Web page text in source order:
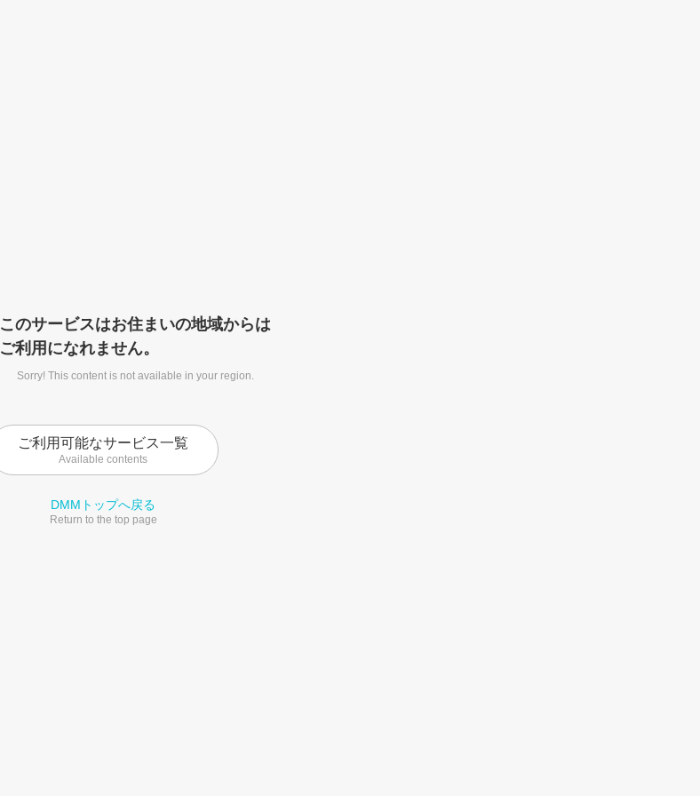
このサービスはお住まいの地域からは
ご利用になれません。
Sorry! This content is not available in your region.
ご利用可能なサービス一覧
Available contents
DMMトップへ戻る
Return to the top page